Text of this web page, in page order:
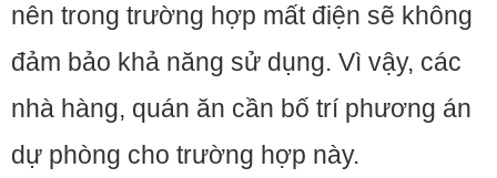
nên trong trường hợp mất điện sẽ không
đảm bảo khả năng sử dụng. Vì vậy, các
nhà hàng, quán ăn cần bố trí phương án
dự phòng cho trường hợp này.